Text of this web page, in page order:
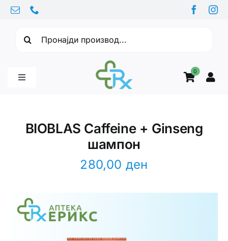
Skip
content
0
Toggle
Здравствени проблеми
BIOBLAS Caffeine + Ginseng
шампон
280,00 ден